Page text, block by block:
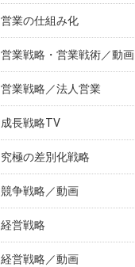
営業の仕組み化
営業戦略・営業戦術／動画
営業戦略／法人営業
成長戦略TV
究極の差別化戦略
競争戦略／動画
経営戦略
経営戦略／動画